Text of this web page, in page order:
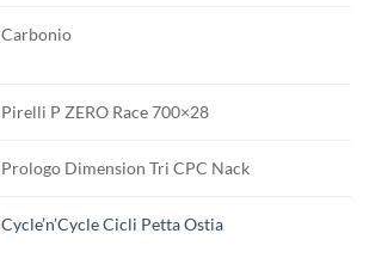
Carbonio
Pirelli P ZERO Race 700×28
Prologo Dimension Tri CPC Nack
Cycle’n’Cycle Cicli Petta Ostia